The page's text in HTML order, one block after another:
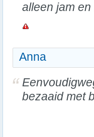
alleen jam en
Anna
bezaaid met